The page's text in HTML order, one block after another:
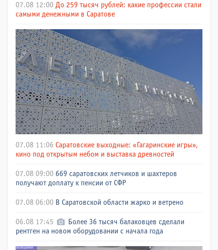
07.08 12:00 До 259 тысяч рублей: какие профессии стали
самыми денежными в Саратове
07.08 11:06 Саратовские выходные: «Гагаринские игры»,
кино под открытым небом и выставка древностей
07.08 09:00 669 саратовских летчиков и шахтеров
получают доплату к пенсии от СФР
07.08 06:00 В Саратовской области жарко и ветрено
06.08 17:45
Более 36 тысяч балаковцев сделали
рентген на новом оборудовании с начала года